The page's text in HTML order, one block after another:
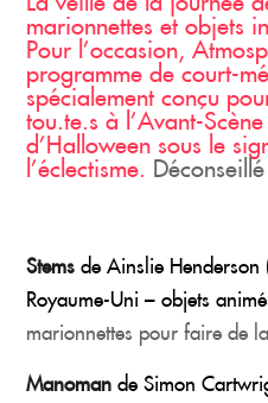
marionnettes et objets
Pour l’occasion,
programme de court-
spécialement conçu
tou.te.s à l’Avant-
d’Halloween sous le
l’éclectisme.
Stemsde Ainslie
Royaume-Uni – objets
marionnettes pour faire de
Manomande Simon